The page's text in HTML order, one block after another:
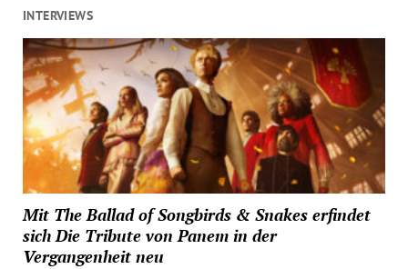
INTERVIEWS
Mit The Ballad of Songbirds & Snakes erfindet
sich Die Tribute von Panem in der
Vergangenheit neu